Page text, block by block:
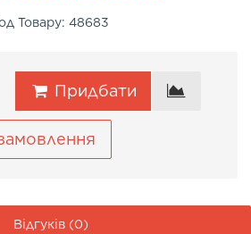
Товару: 48683
Придбати
Відгуків (0)